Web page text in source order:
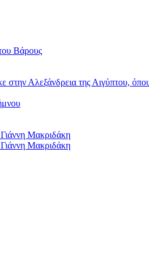
Βάρους
Αλεξάνδρεια της Αιγύπτου,
Μακριδάκη
Μακριδάκη